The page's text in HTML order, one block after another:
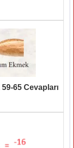
65 Cevapları